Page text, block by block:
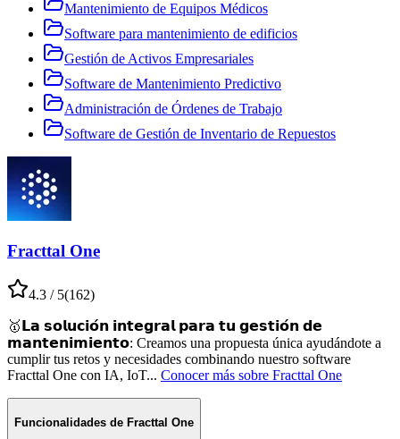
Mantenimiento de Equipos Médicos
Software para mantenimiento de edificios
Gestión de Activos Empresariales
Software de Mantenimiento Predictivo
Administración de Órdenes de Trabajo
Software de Gestión de Inventario de Repuestos
Fracttal One
4.3 / 5(162)
🥇𝗟𝗮 𝘀𝗼𝗹𝘂𝗰𝗶𝗼́𝗻 𝗶𝗻𝘁𝗲𝗴𝗿𝗮𝗹 𝗽𝗮𝗿𝗮 𝘁𝘂 𝗴𝗲𝘀𝘁𝗶𝗼́𝗻 𝗱𝗲
𝗺𝗮𝗻𝘁𝗲𝗻𝗶𝗺𝗶𝗲𝗻𝘁𝗼⁣: Creamos una propuesta única ayudándote a
cumplir tus retos y necesidades combinando nuestro software
Fracttal One con IA, IoT... Conocer más sobre Fracttal One
Funcionalidades de Fracttal One